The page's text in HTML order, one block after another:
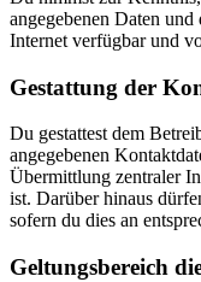
angegebenen Daten
Internet verfügbar und
Gestattung der
Du gestattest dem
angegebenen
Übermittlung zentraler
ist. Darüber hinaus
sofern du dies an
Geltungsbereich